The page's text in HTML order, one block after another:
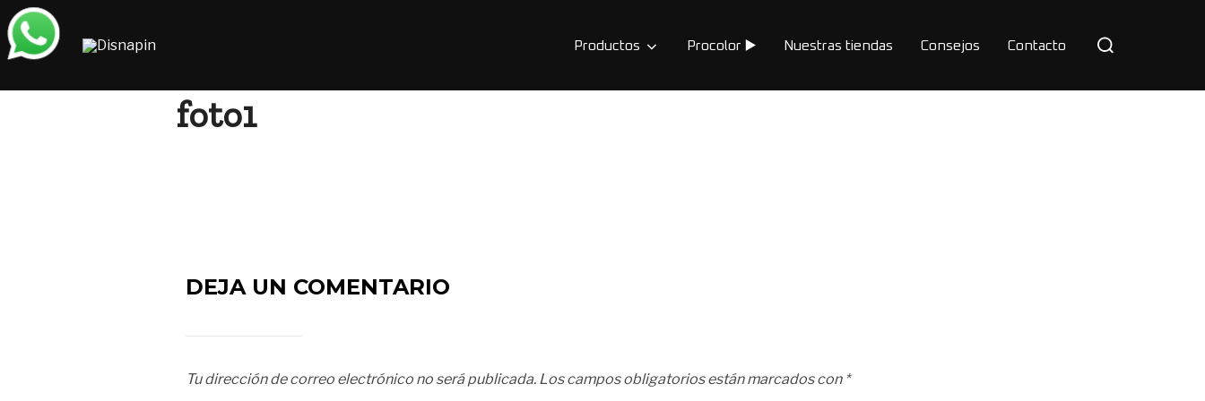
Saltar
al
contenido
Productos Procolor ▶️ Nuestras tiendas Consejos Contacto
foto1
DEJA UN COMENTARIO
Tu dirección de correo electrónico no será publicada. Los campos obligatorios están marcados con *